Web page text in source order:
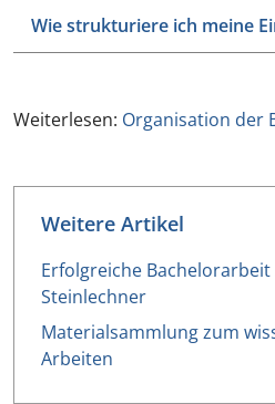
Wie strukturiere ich meine
Weiterlesen: Organisation der
Weitere Artikel
Erfolgreiche Bachelorarbeit
Steinlechner
Materialsammlung zum
Arbeiten